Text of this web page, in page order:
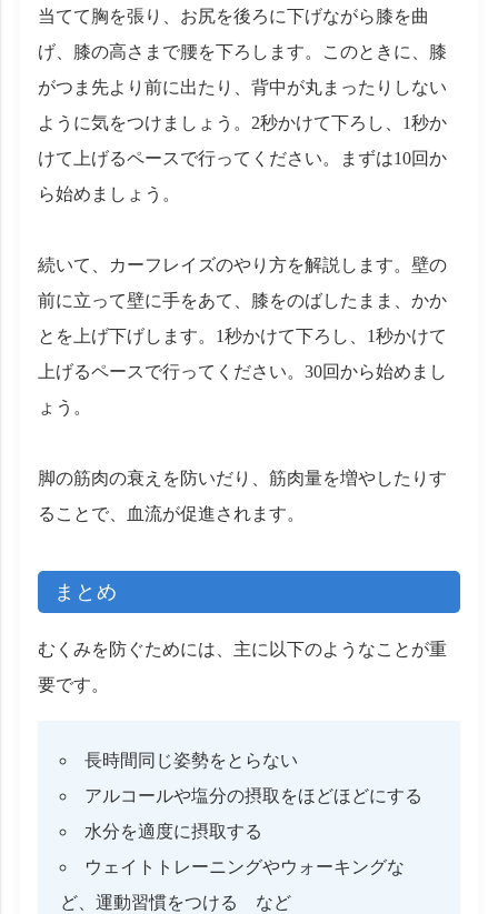
当てて胸を張り、お尻を後ろに下げながら膝を曲
げ、膝の高さまで腰を下ろします。このときに、膝
がつま先より前に出たり、背中が丸まったりしない
ように気をつけましょう。2秒かけて下ろし、1秒か
けて上げるペースで行ってください。まずは10回か
ら始めましょう。
続いて、カーフレイズのやり方を解説します。壁の
前に立って壁に手をあて、膝をのばしたまま、かか
とを上げ下げします。1秒かけて下ろし、1秒かけて
上げるペースで行ってください。30回から始めまし
ょう。
脚の筋肉の衰えを防いだり、筋肉量を増やしたりす
ることで、血流が促進されます。
まとめ
むくみを防ぐためには、主に以下のようなことが重
要です。
長時間同じ姿勢をとらない
アルコールや塩分の摂取をほどほどにする
水分を適度に摂取する
ウェイトトレーニングやウォーキングな
ど、運動習慣をつける など